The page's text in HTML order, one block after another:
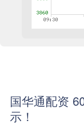
国华通配资
示！